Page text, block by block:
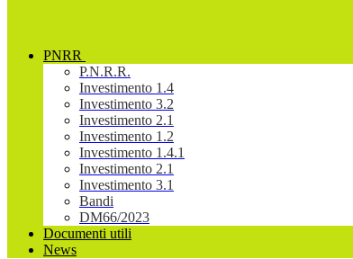
PNRR
P.N.R.R.
Investimento 1.4
Investimento 3.2
Investimento 2.1
Investimento 1.2
Investimento 1.4.1
Investimento 2.1
Investimento 3.1
Bandi
DM66/2023
Documenti utili
News